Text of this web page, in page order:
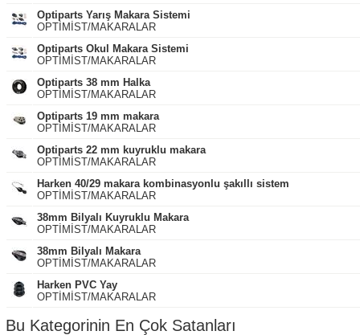
Optiparts Yarış Makara Sistemi
OPTİMİST/MAKARALAR
Optiparts Okul Makara Sistemi
OPTİMİST/MAKARALAR
Optiparts 38 mm Halka
OPTİMİST/MAKARALAR
Optiparts 19 mm makara
OPTİMİST/MAKARALAR
Optiparts 22 mm kuyruklu makara
OPTİMİST/MAKARALAR
Harken 40/29 makara kombinasyonlu şakıllı sistem
OPTİMİST/MAKARALAR
38mm Bilyalı Kuyruklu Makara
OPTİMİST/MAKARALAR
38mm Bilyalı Makara
OPTİMİST/MAKARALAR
Harken PVC Yay
OPTİMİST/MAKARALAR
Bu Kategorinin En Çok Satanları